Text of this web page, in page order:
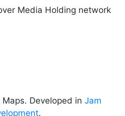
Media Holding network
Developed in Jam
.